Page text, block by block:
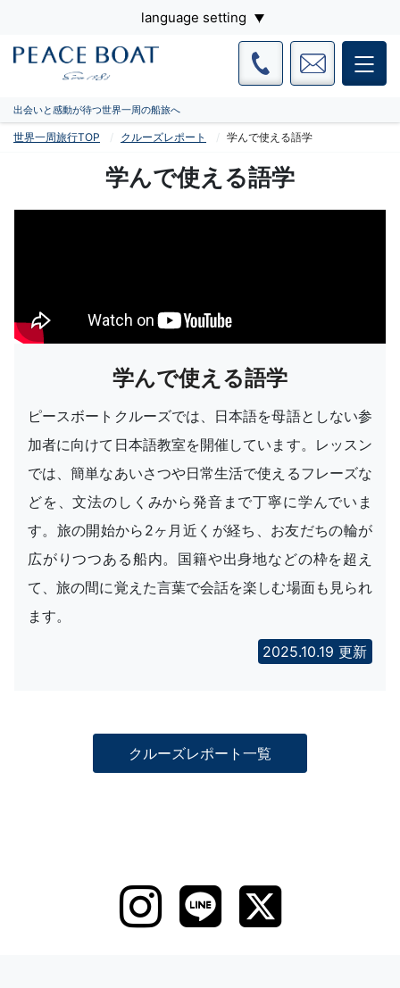
language setting
出会いと感動が待つ世界一周の船旅へ
世界一周旅行TOP クルーズレポート 学んで使える語学
学んで使える語学
学んで使える語学
ピースボートクルーズでは、日本語を母語としない参
加者に向けて日本語教室を開催しています。レッスン
では、簡単なあいさつや日常生活で使えるフレーズな
どを、文法のしくみから発音まで丁寧に学んでいま
す。旅の開始から2ヶ月近くが経ち、お友だちの輪が
広がりつつある船内。国籍や出身地などの枠を超え
て、旅の間に覚えた言葉で会話を楽しむ場面も見られ
ます。
2025.10.19 更新
クルーズレポート一覧